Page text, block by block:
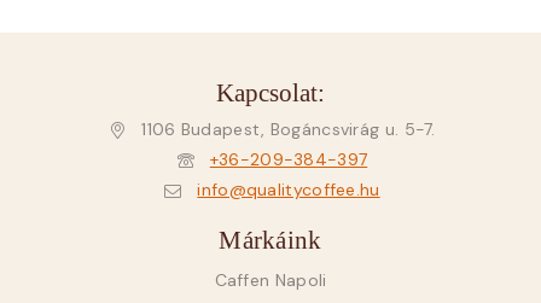
Kapcsolat:
1106 Budapest, Bogáncsvirág u. 5-7.
+36-209-384-397
info@qualitycoffee.hu
Márkáink
Caffen Napoli